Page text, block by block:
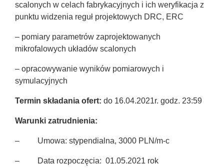
scalonych w celach fabrykacyjnych i ich weryfikacja z
punktu widzenia reguł projektowych DRC, ERC
– pomiary parametrów zaprojektowanych
mikrofalowych układów scalonych
– opracowywanie wyników pomiarowych i
symulacyjnych
Termin składania ofert: do 16.04.2021r. godz. 23:59
Warunki zatrudnienia:
– Umowa: stypendialna, 3000 PLN/m-c
– Data rozpoczęcia: 01.05.2021 rok